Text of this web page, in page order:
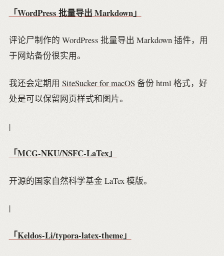
「WordPress 批量导出 Markdown」
评论尸制作的 WordPress 批量导出 Markdown 插件，用
于网站备份很实用。
我还会定期用 SiteSucker for macOS备份 html 格式，好
处是可以保留网页样式和图片。
|
「MCG-NKU/NSFC-LaTex」
开源的国家自然科学基金 LaTex 模版。
|
「Keldos-Li/typora-latex-theme」